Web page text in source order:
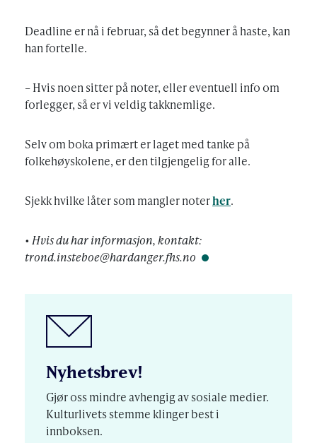
Deadline er nå i februar, så det begynner å haste, kan
han fortelle.
– Hvis noen sitter på noter, eller eventuell info om
forlegger, så er vi veldig takknemlige.
Selv om boka primært er laget med tanke på
folkehøyskolene, er den tilgjengelig for alle.
Sjekk hvilke låter som mangler noterher.
• Hvis du har informasjon, kontakt:
trond.insteboe@hardanger.fhs.no
Nyhetsbrev!
Gjør oss mindre avhengig av sosiale medier.
Kulturlivets stemme klinger best i
innboksen.